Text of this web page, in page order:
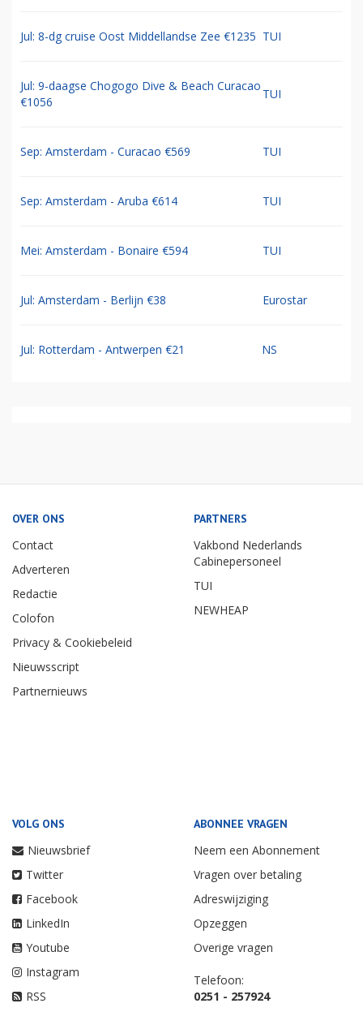
Jul: 8-dg cruise Oost Middellandse Zee €1235 TUI
Jul: 9-daagse Chogogo Dive & Beach Curacao
€1056
TUI
Sep: Amsterdam - Curacao €569 TUI
Sep: Amsterdam - Aruba €614 TUI
Mei: Amsterdam - Bonaire €594 TUI
Jul: Amsterdam - Berlijn €38 Eurostar
Jul: Rotterdam - Antwerpen €21 NS
OVER ONS
Contact
Adverteren
Redactie
Colofon
Privacy & Cookiebeleid
Nieuwsscript
Partnernieuws
PARTNERS
Vakbond Nederlands
Cabinepersoneel
TUI
NEWHEAP
VOLG ONS
Nieuwsbrief
Twitter
Facebook
LinkedIn
Youtube
Instagram
RSS
ABONNEE VRAGEN
Neem een Abonnement
Vragen over betaling
Adreswijziging
Opzeggen
Overige vragen
Telefoon:
0251 - 257924